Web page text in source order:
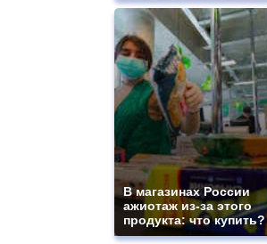
https://www.replicasrelojes.to/
В магазинах России
ажиотаж из-за этого
продукта: что купить?